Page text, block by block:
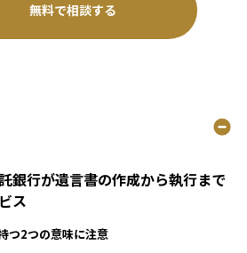
無料で相談する
銀行が遺言書の作成から執行まで
ス
つ2つの意味に注意